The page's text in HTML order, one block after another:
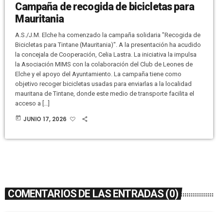
Campaña de recogida de bicicletas para
Mauritania
A.S./J.M. Elche ha comenzado la campaña solidaria "Recogida de
Bicicletas para Tintane (Mauritania)". A la presentación ha acudido
la concejala de Cooperación, Celia Lastra. La iniciativa la impulsa
la Asociación MIMS con la colaboración del Club de Leones de
Elche y el apoyo del Ayuntamiento. La campaña tiene como
objetivo recoger bicicletas usadas para enviarlas a la localidad
mauritana de Tintane, donde este medio de transporte facilita el
acceso a […]
today JUNIO 17, 2026
COMENTARIOS DE LAS ENTRADAS (0)